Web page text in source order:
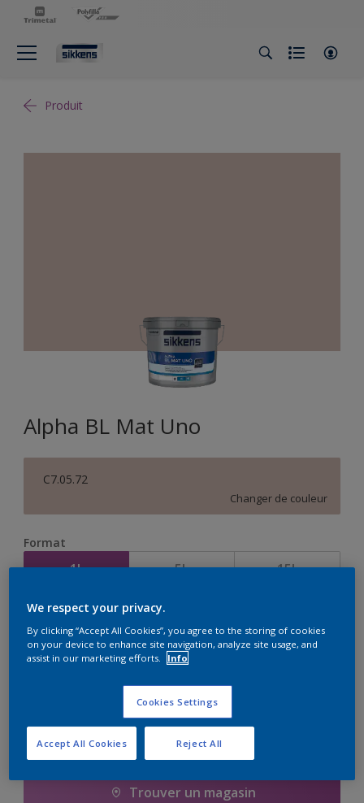
Produit
Alpha BL Mat Uno
C7.05.72
Changer de couleur
Format
1L 5L 15L
Quantité Calculateur de peinture
Calculer
Ajouter à la liste d’achats
Trouver un magasin
We respect your privacy.
By clicking “Accept All Cookies”, you agree to the storing of cookies
on your device to enhance site navigation, analyze site usage, and
assist in our marketing efforts.
Info
Cookies Settings
Reject All
Accept All Cookies